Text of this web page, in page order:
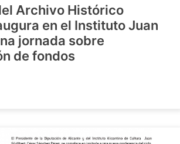
Archivo Histórico
en el Instituto Juan
jornada sobre
de fondos